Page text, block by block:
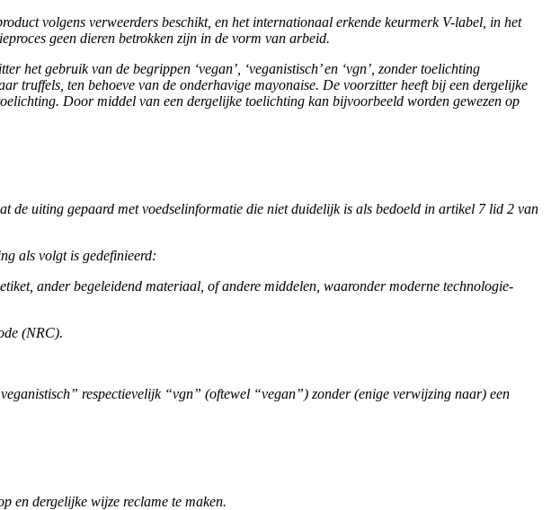
volgens verweerders beschikt, en het internationaal erkende keurmerk V-label, in het
geen dieren betrokken zijn in de vorm van arbeid.
het gebruik van de begrippen ‘vegan’, ‘veganistisch’ en ‘vgn’, zonder toelichting
truffels, ten behoeve van de onderhavige mayonaise. De voorzitter heeft bij een dergelijke
Door middel van een dergelijke toelichting kan bijvoorbeeld worden gewezen op
de uiting gepaard met voedselinformatie die niet duidelijk is als bedoeld in artikel 7 lid 2 van
als volgt is gedefinieerd:
ander begeleidend materiaal, of andere middelen, waaronder moderne technologie-
(NRC).
respectievelijk “vgn” (oftewel “vegan”) zonder (enige verwijzing naar) een
en dergelijke wijze reclame te maken.